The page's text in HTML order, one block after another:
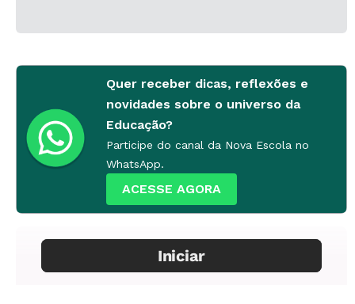
Quer receber dicas, reflexões e
novidades sobre o universo da
Educação?
Participe do canal da Nova Escola no
WhatsApp.
ACESSE AGORA